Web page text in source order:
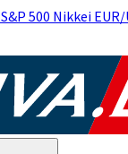
S&P 500 Nikkei EUR/